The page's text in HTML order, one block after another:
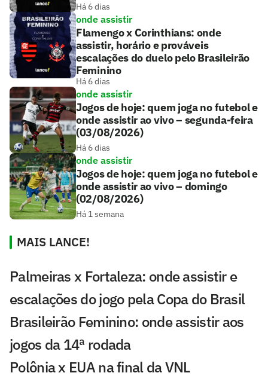
Há 6 dias
onde assistir
Flamengo x Corinthians: onde
assistir, horário e prováveis
escalações do duelo pelo Brasileirão
Feminino
Há 6 dias
onde assistir
Jogos de hoje: quem joga no futebol e
onde assistir ao vivo – segunda-feira
(03/08/2026)
Há 6 dias
onde assistir
Jogos de hoje: quem joga no futebol e
onde assistir ao vivo – domingo
(02/08/2026)
Há 1 semana
MAIS LANCE!
Palmeiras x Fortaleza: onde assistir e
escalações do jogo pela Copa do Brasil
Brasileirão Feminino: onde assistir aos
jogos da 14ª rodada
Polônia x EUA na final da VNL